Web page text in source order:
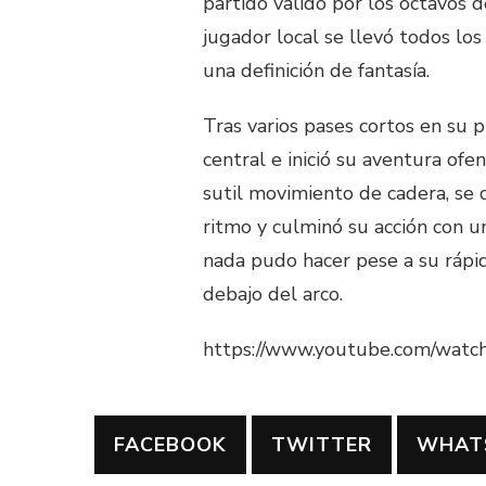
jugador local se llevó todos
una definición de fantasía.
Tras varios pases cortos en su
central e inició su aventura
sutil movimiento de cadera, se
ritmo y culminó su acción con
nada pudo hacer pese a su
debajo del arco.
https://www.youtube.com/
FACEBOOK TWITTER